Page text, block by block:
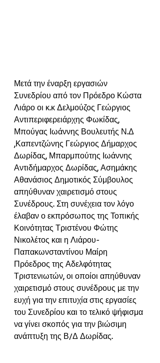
Μετά την έναρξη εργασιών
Συνεδρίου από τον Πρόεδρο Κώστα
Λιάρο οι κ.κ Δελμούζος Γεώργιος
Αντιπεριφερειάρχης Φωκίδας,
Μπούγας Ιωάννης Βουλευτής Ν.Δ
,Καπεντζώνης Γεώργιος Δήμαρχος
Δωρίδας, Μπαρμπούτης Ιωάννης
Αντιδήμαρχος Δωρίδας, Ασημάκης
Αθανάσιος Δημοτικός Σύμβουλος
απηύθυναν χαιρετισμό στους
Συνέδρους. Στη συνέχεια τον λόγο
έλαβαν ο εκπρόσωπος της Τοπικής
Κοινότητας Τριστένου Φώτης
Νικολέτος και η Λιάρου-
Παπακωνσταντίνου Μαίρη
Πρόεδρος της Αδελφότητας
Τριστενιωτών, οι οποίοι απηύθυναν
χαιρετισμό στους συνέδρους με την
ευχή για την επιτυχία στις εργασίες
του Συνεδρίου και το τελικό ψήφισμα
να γίνει σκοπός για την βιώσιμη
ανάπτυξη της Β/Δ Δωρίδας.